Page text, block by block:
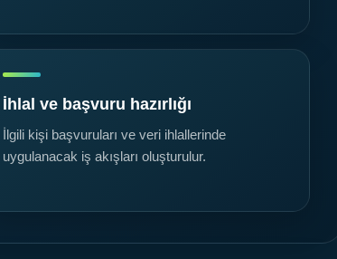
İhlal ve başvuru hazırlığı
İlgili kişi başvuruları ve veri ihlallerinde
uygulanacak iş akışları oluşturulur.